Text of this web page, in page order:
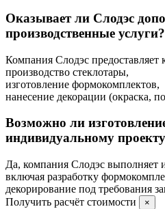
Оказывает ли Слодэс
производственные услуги?
Компания Слодэс предоставляет
производство стеклотары,
изготовление формокомплектов,
нанесение декорации (окраска,
Возможно ли
индивидуальному
Да, компания Слодэс выполняет
включая разработку
декорирование под требования
Получить расчёт стоимости
×